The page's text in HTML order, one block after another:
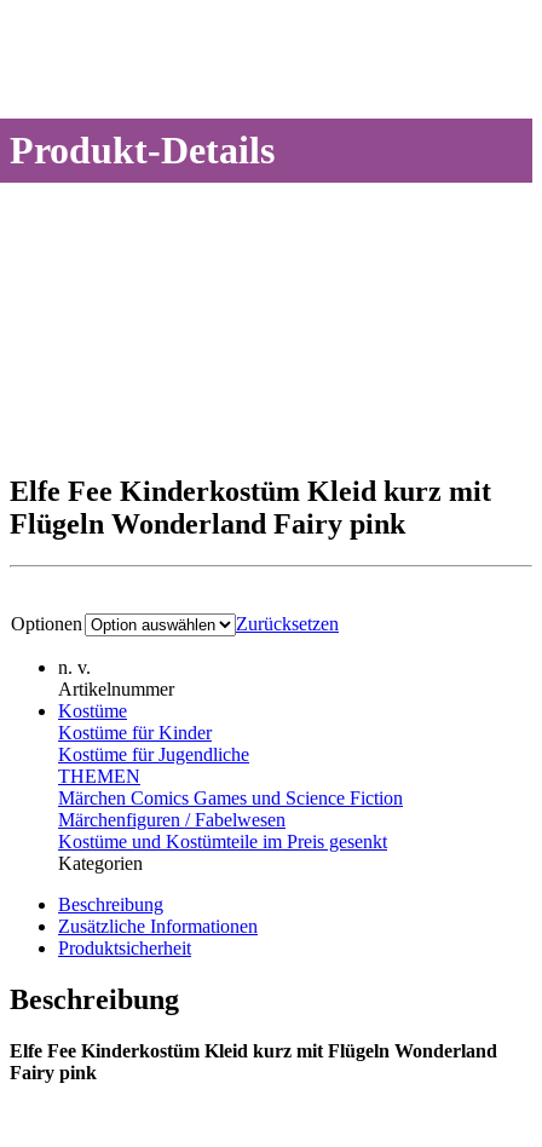
Produkt-Details
Elfe Fee Kinderkostüm Kleid kurz mit
Flügeln Wonderland Fairy pink
Optionen Zurücksetzen
n. v.
Artikelnummer
Kostüme
Kostüme für Kinder
Kostüme für Jugendliche
THEMEN
Märchen Comics Games und Science Fiction
Märchenfiguren / Fabelwesen
Kostüme und Kostümteile im Preis gesenkt
Kategorien
Beschreibung
Zusätzliche Informationen
Produktsicherheit
Beschreibung
Elfe Fee Kinderkostüm Kleid kurz mit Flügeln Wonderland
Fairy pink